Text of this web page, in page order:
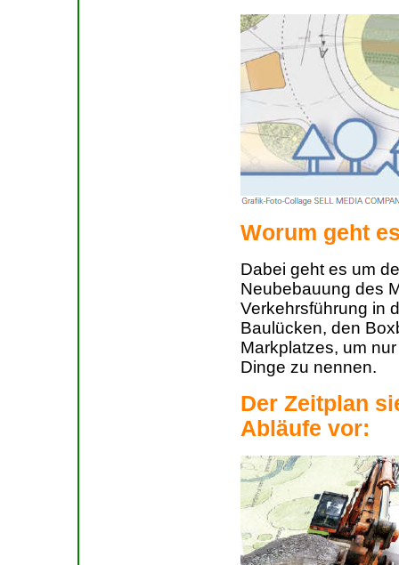
Worum geht
Dabei geht es um
Neubebauung des
Verkehrsführung in
Baulücken, den
Markplatzes, um
Dinge zu nennen.
Der Zeitplan
Abläufe vor: